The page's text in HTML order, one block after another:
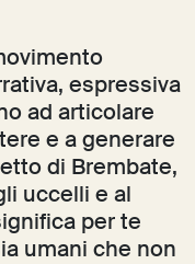
espressiva
ad articolare
e a generare
di Brembate,
uccelli e al
per te
umani che non